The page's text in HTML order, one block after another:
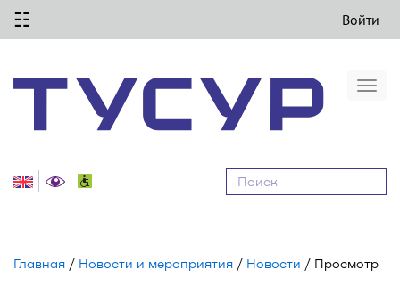
☷ Войти
Главная / Новости и мероприятия / Новости / Просмотр